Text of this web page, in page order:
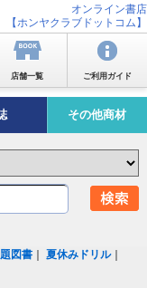
オンライン書店
【ホンヤクラブドットコム】
店舗一覧 ご利用ガイド
その他商材
図書 ｜夏休みドリル｜